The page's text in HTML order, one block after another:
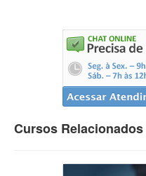
Cursos Relacionados